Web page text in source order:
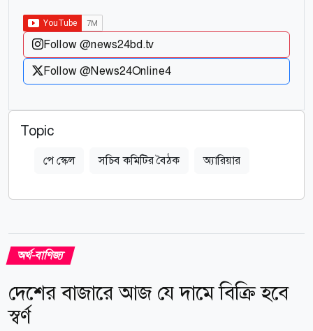
Follow @news24bd.tv
Follow @News24Online4
Topic
পে স্কেল সচিব কমিটির বৈঠক অ্যারিয়ার
অর্থ-বাণিজ্য
দেশের বাজারে আজ যে দামে বিক্রি হবে
স্বর্ণ